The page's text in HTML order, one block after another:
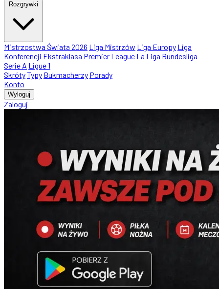
Rozgrywki
Mistrzostwa Świata 2026 Liga Mistrzów Liga Europy Liga
Konferencji Ekstraklasa Premier League La Liga Bundesliga
Serie A Ligue 1
SkrótyTypy Bukmacherzy Porady
Konto
Wyloguj
Zaloguj